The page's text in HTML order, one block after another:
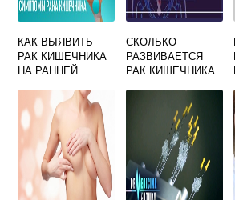
КАК ВЫЯВИТЬ
РАК КИШЕЧНИКА
НА РАННЕЙ
СКОЛЬКО
РАЗВИВАЕТСЯ
РАК КИШЕЧНИКА